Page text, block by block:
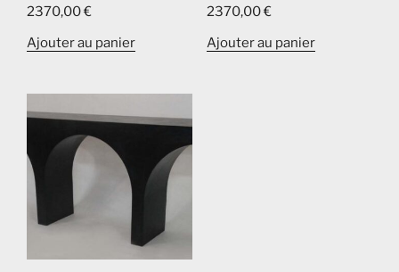
2370,00€
Ajouter au panier
2370,00€
Ajouter au panier